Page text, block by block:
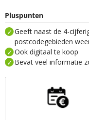
Pluspunten
Geeft naast de 4-
postcodegebieden
Ook digitaal te koop
Bevat veel informatie